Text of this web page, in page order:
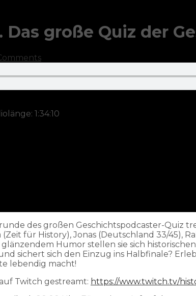
Das große Quiz der
1:34:10
des großen Geschichtspodcaster-Quiz
für History), Jonas (Deutschland 33/45),
Humor stellen sie sich
sichert sich den Einzug ins Halbfinale?
lebendig macht!
Twitch gestreamt: https://www.twitch.tv/